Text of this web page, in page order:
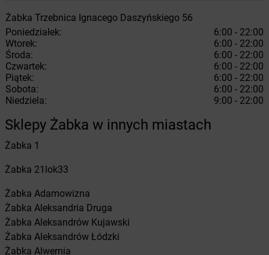
Żabka Trzebnica Ignacego Daszyńskiego 56
Poniedziałek:
6:00 - 22:00
Wtorek:
6:00 - 22:00
Środa:
6:00 - 22:00
Czwartek:
6:00 - 22:00
Piątek:
6:00 - 22:00
Sobota:
6:00 - 22:00
Niedziela:
9:00 - 22:00
Sklepy Żabka w innych miastach
Żabka 1
Żabka 21lok33
Żabka Adamowizna
Żabka Aleksandria Druga
Żabka Aleksandrów Kujawski
Żabka Aleksandrów Łódzki
Żabka Alwernia